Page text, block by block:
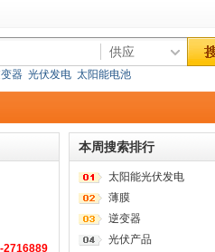
器 光伏发电 太阳能电池
2716889
本周搜索排行
太阳能光伏发电
薄膜
逆变器
光伏产品